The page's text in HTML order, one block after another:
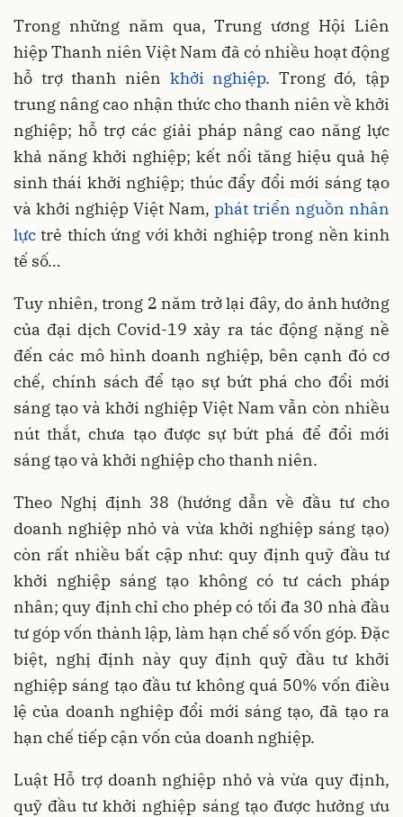
Trong những năm qua, Trung ương Hội Liên
hiệp Thanh niên Việt Nam đã có nhiều hoạt động
hỗ trợ thanh niên khởi nghiệp. Trong đó, tập
trung nâng cao nhận thức cho thanh niên về khởi
nghiệp; hỗ trợ các giải pháp nâng cao năng lực
khả năng khởi nghiệp; kết nối tăng hiệu quả hệ
sinh thái khởi nghiệp; thúc đẩy đổi mới sáng tạo
và khởi nghiệp Việt Nam, phát triển nguồn nhân
lực trẻ thích ứng với khởi nghiệp trong nền kinh
tế số…
Tuy nhiên, trong 2 năm trở lại đây, do ảnh hưởng
của đại dịch Covid-19 xảy ra tác động nặng nề
đến các mô hình doanh nghiệp, bên cạnh đó cơ
chế, chính sách để tạo sự bứt phá cho đổi mới
sáng tạo và khởi nghiệp Việt Nam vẫn còn nhiều
nút thắt, chưa tạo được sự bứt phá để đổi mới
sáng tạo và khởi nghiệp cho thanh niên.
Theo Nghị định 38 (hướng dẫn về đầu tư cho
doanh nghiệp nhỏ và vừa khởi nghiệp sáng tạo)
còn rất nhiều bất cập như: quy định quỹ đầu tư
khởi nghiệp sáng tạo không có tư cách pháp
nhân; quy định chỉ cho phép có tối đa 30 nhà đầu
tư góp vốn thành lập, làm hạn chế số vốn góp. Đặc
biệt, nghị định này quy định quỹ đầu tư khởi
nghiệp sáng tạo đầu tư không quá 50% vốn điều
lệ của doanh nghiệp đổi mới sáng tạo, đã tạo ra
hạn chế tiếp cận vốn của doanh nghiệp.
Luật Hỗ trợ doanh nghiệp nhỏ và vừa quy định,
quỹ đầu tư khởi nghiệp sáng tạo được hưởng ưu